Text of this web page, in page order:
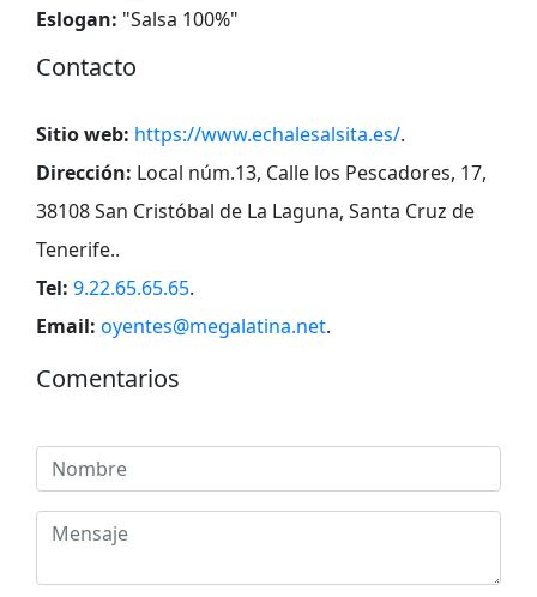
Eslogan: "Salsa 100%"
Contacto
Sitio web: https://www.echalesalsita.es/.
Dirección: Local núm.13, Calle los Pescadores, 17,
38108 San Cristóbal de La Laguna, Santa Cruz de
Tenerife..
Tel: 9.22.65.65.65.
Email: oyentes@megalatina.net.
Comentarios